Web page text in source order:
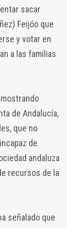
sacar
Feijóo que
y votar en
a las familias
de Andalucía,
que no
de
andaluza
recursos de la
señalado que